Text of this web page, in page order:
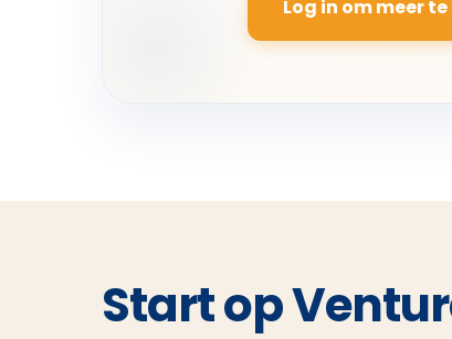
Log in om meer te
Start op